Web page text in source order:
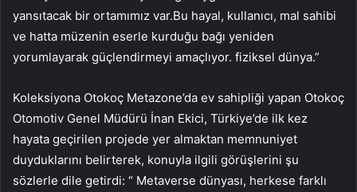
yansıtacak bir ortamımız var.Bu hayal, kullanıcı, mal sahibi
ve hatta müzenin eserle kurduğu bağı yeniden
yorumlayarak güçlendirmeyi amaçlıyor. fiziksel dünya.”
Koleksiyona Otokoç Metazone’da ev sahipliği yapan Otokoç
Otomotiv Genel Müdürü İnan Ekici, Türkiye’de ilk kez
hayata geçirilen projede yer almaktan memnuniyet
duyduklarını belirterek, konuyla ilgili görüşlerini şu
sözlerle dile getirdi: “ Metaverse dünyası, herkese farklı